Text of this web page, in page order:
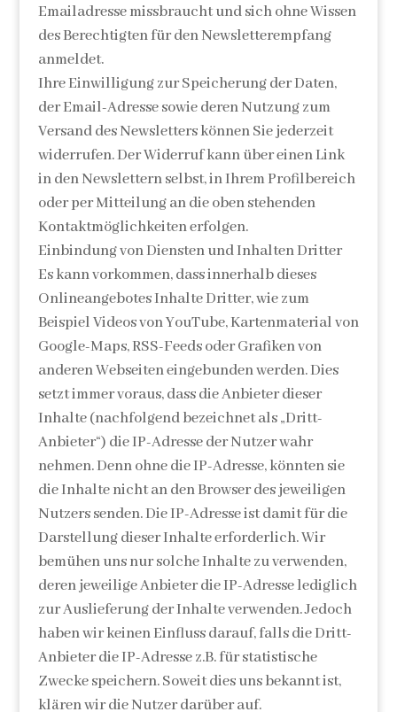
Emailadresse missbraucht und sich ohne Wissen
des Berechtigten für den Newsletterempfang
anmeldet.
Ihre Einwilligung zur Speicherung der Daten,
der Email-Adresse sowie deren Nutzung zum
Versand des Newsletters können Sie jederzeit
widerrufen. Der Widerruf kann über einen Link
in den Newslettern selbst, in Ihrem Profilbereich
oder per Mitteilung an die oben stehenden
Kontaktmöglichkeiten erfolgen.
Einbindung von Diensten und Inhalten Dritter
Es kann vorkommen, dass innerhalb dieses
Onlineangebotes Inhalte Dritter, wie zum
Beispiel Videos von YouTube, Kartenmaterial von
Google-Maps, RSS-Feeds oder Grafiken von
anderen Webseiten eingebunden werden. Dies
setzt immer voraus, dass die Anbieter dieser
Inhalte (nachfolgend bezeichnet als „Dritt-
Anbieter“) die IP-Adresse der Nutzer wahr
nehmen. Denn ohne die IP-Adresse, könnten sie
die Inhalte nicht an den Browser des jeweiligen
Nutzers senden. Die IP-Adresse ist damit für die
Darstellung dieser Inhalte erforderlich. Wir
bemühen uns nur solche Inhalte zu verwenden,
deren jeweilige Anbieter die IP-Adresse lediglich
zur Auslieferung der Inhalte verwenden. Jedoch
haben wir keinen Einfluss darauf, falls die Dritt-
Anbieter die IP-Adresse z.B. für statistische
Zwecke speichern. Soweit dies uns bekannt ist,
klären wir die Nutzer darüber auf.